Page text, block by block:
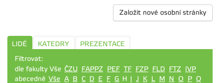
Založit nové osobní stránky
LIDÉ KATEDRY
PREZENTACE
Filtrovat:
dle fakulty Vše ČZU FAPPZ PEF TF FZP FLD FTZ IVP
abecedně Vše A B C D E F G H I J K L M N O P Q